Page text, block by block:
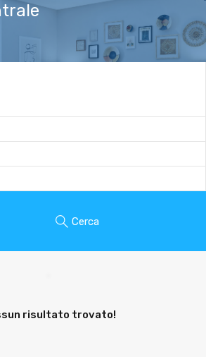
Cerca
risultato trovato!